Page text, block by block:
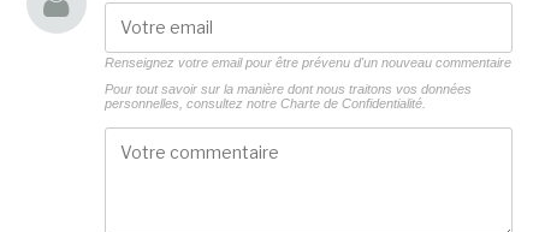
Renseignez votre email pour être prévenu d'un nouveau commentaire
Pour tout savoir sur la manière dont nous traitons vos données
personnelles, consultez notre Charte de Confidentialité.